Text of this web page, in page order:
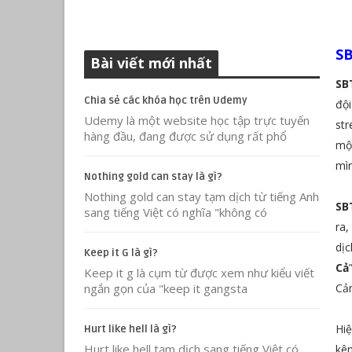
Bài viết mới nhất
Chia sẻ các khóa học trên Udemy
Udemy là một website học tập trực tuyến
hàng đầu, đang được sử dụng rất phổ
Nothing gold can stay là gì?
Nothing gold can stay tạm dịch từ tiếng Anh
sang tiếng Việt có nghĩa "không có
Keep it G là gì?
Keep it g là cụm từ được xem như kiểu viết
ngắn gọn của "keep it gangsta
Hurt like hell là gì?
Hurt like hell tạm dịch sang tiếng Việt có
ra,
Cả